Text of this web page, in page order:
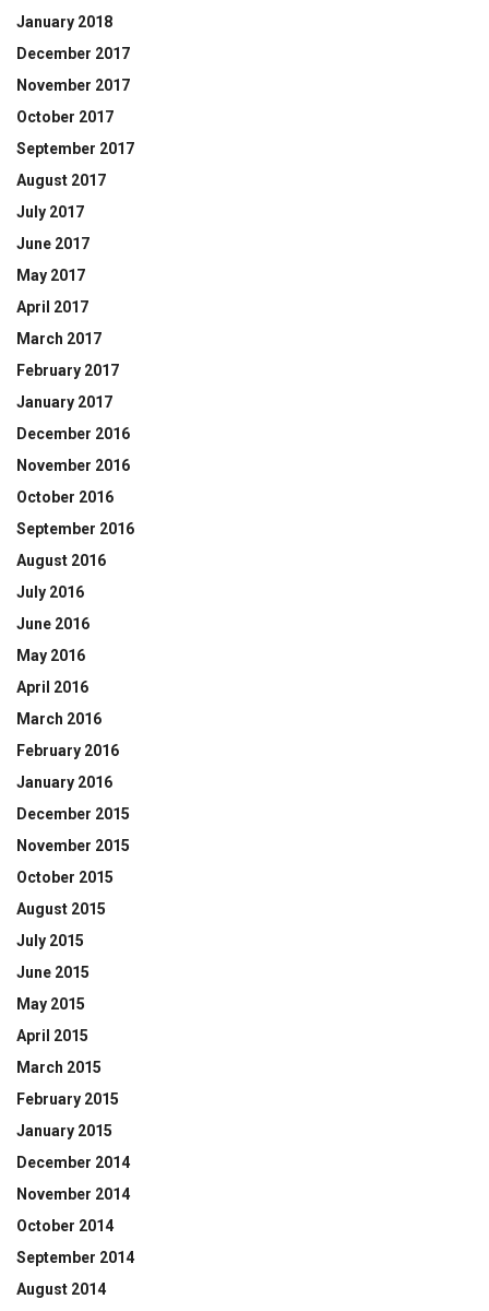
January 2018
December 2017
November 2017
October 2017
September 2017
August 2017
July 2017
June 2017
May 2017
April 2017
March 2017
February 2017
January 2017
December 2016
November 2016
October 2016
September 2016
August 2016
July 2016
June 2016
May 2016
April 2016
March 2016
February 2016
January 2016
December 2015
November 2015
October 2015
August 2015
July 2015
June 2015
May 2015
April 2015
March 2015
February 2015
January 2015
December 2014
November 2014
October 2014
September 2014
August 2014